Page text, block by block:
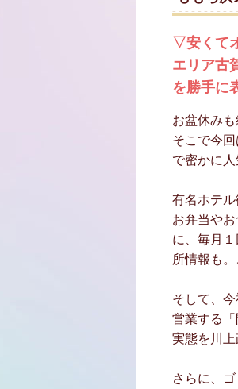
▽安くて
エリア古
を勝手に
お盆休み
そこで今
で密かに人
有名ホテ
お弁当や
に、毎月
所情報も
そして、
営業する
実態を川上
さらに、